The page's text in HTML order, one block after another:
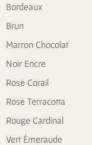
Bordeaux
Brun
Marron Chocolat
Noir Encre
Rose Corail
Rose Terracotta
Rouge Cardinal
Vert Émeraude